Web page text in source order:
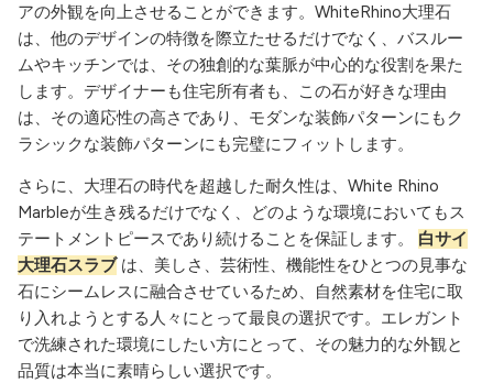
アの外観を向上させることができます。WhiteRhino大理石
は、他のデザインの特徴を際立たせるだけでなく、バスルー
ムやキッチンでは、その独創的な葉脈が中心的な役割を果た
します。デザイナーも住宅所有者も、この石が好きな理由
は、その適応性の高さであり、モダンな装飾パターンにもク
ラシックな装飾パターンにも完璧にフィットします。
さらに、大理石の時代を超越した耐久性は、White Rhino
Marbleが生き残るだけでなく、どのような環境においてもス
テートメントピースであり続けることを保証します。 白サイ
大理石スラブは、美しさ、芸術性、機能性をひとつの見事な
石にシームレスに融合させているため、自然素材を住宅に取
り入れようとする人々にとって最良の選択です。エレガント
で洗練された環境にしたい方にとって、その魅力的な外観と
品質は本当に素晴らしい選択です。